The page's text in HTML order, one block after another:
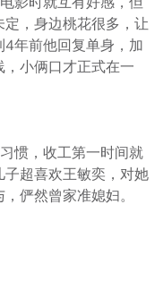
，身边桃花很多，让
年前他回复单身，加
，小俩口才正式在一
惯，收工第一时间就
超喜欢王敏奕，对她
俨然曾家准媳妇。